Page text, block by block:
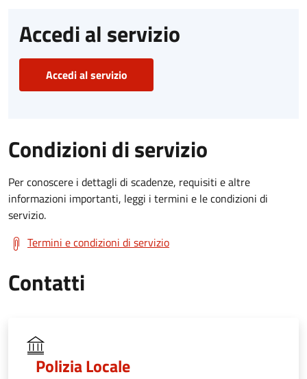
Accedi al servizio
Accedi al servizio
Condizioni di servizio
Per conoscere i dettagli di scadenze, requisiti e altre
informazioni importanti, leggi i termini e le condizioni di
servizio.
Termini e condizioni di servizio
Contatti
Polizia Locale